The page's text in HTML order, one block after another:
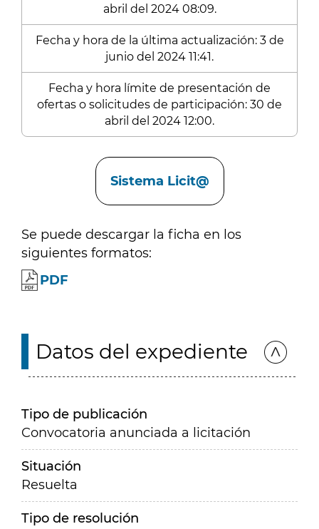
abril del 2024 08:09.
Fecha y hora de la última actualización: 3 de
junio del 2024 11:41.
Fecha y hora límite de presentación de
ofertas o solicitudes de participación: 30 de
abril del 2024 12:00.
Sistema Licit@
Se puede descargar la ficha en los
siguientes formatos:
PDF
Datos del expediente
Tipo de publicación
Convocatoria anunciada a licitación
Situación
Resuelta
Tipo de resolución